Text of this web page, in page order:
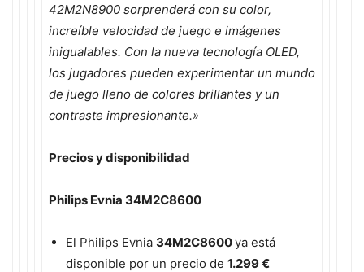
42M2N8900 sorprenderá con su color,
increíble velocidad de juego e imágenes
inigualables. Con la nueva tecnología OLED,
los jugadores pueden experimentar un mundo
de juego lleno de colores brillantes y un
contraste impresionante.»
Precios y disponibilidad
Philips Evnia 34M2C8600
El Philips Evnia 34M2C8600ya está
disponible por un precio de 1.299 €